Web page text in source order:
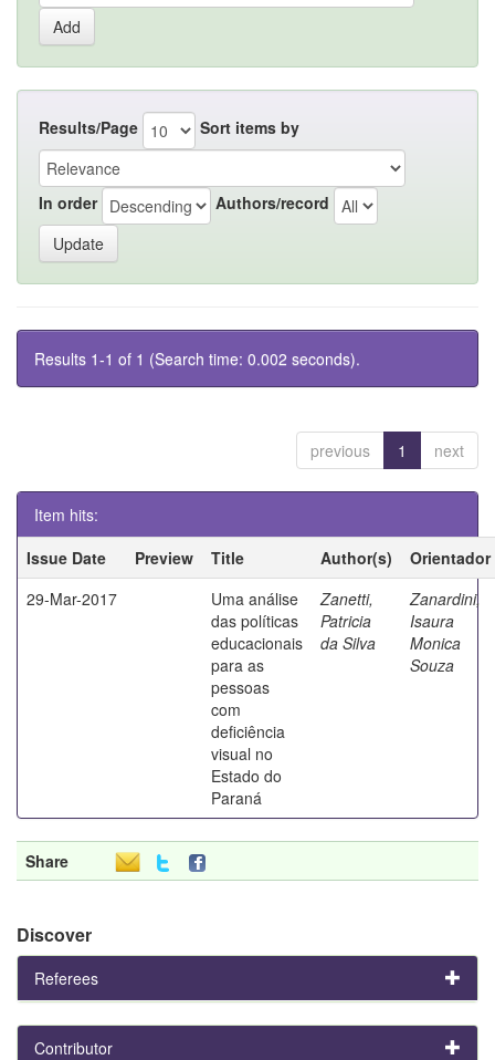
Results/Page Sort items by
In order Authors/record
Results 1-1 of 1 (Search time: 0.002 seconds).
previous 1 next
Item hits:
Issue Date
Preview Title Author(s)
Orientador
29-Mar-2017
Uma análise
das políticas
educacionais
para as
pessoas
com
deficiência
visual no
Estado do
Paraná
Zanetti,
Patricia
da Silva
Zanardini,
Isaura
Monica
Souza
Share
Discover
Referees
Contributor